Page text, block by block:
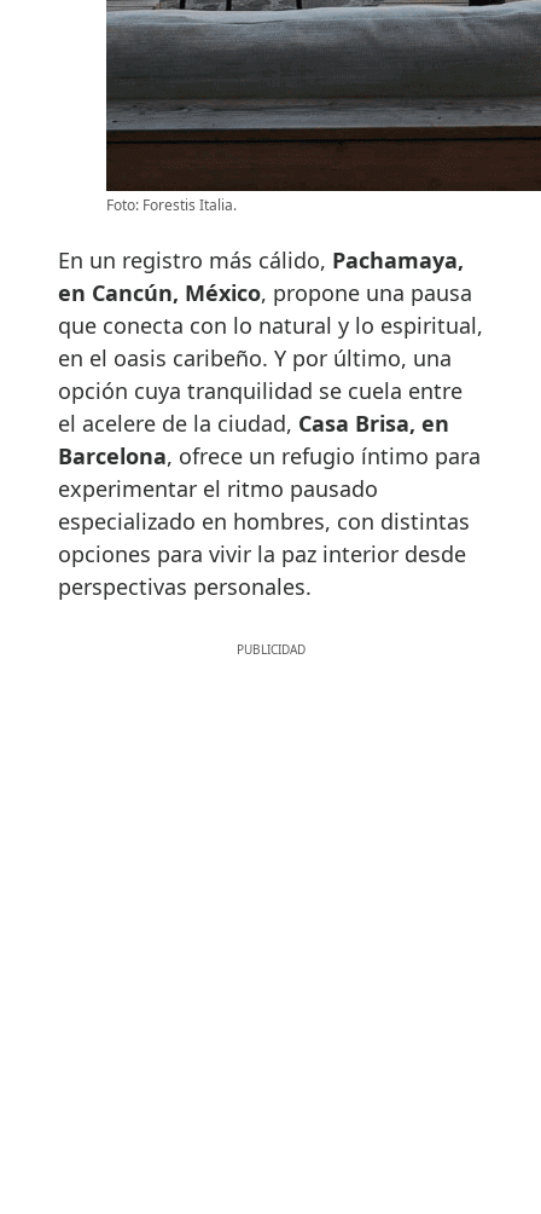
Foto: Forestis Italia.
En un registro más cálido, Pachamaya,
en Cancún, México, propone una pausa
que conecta con lo natural y lo espiritual,
en el oasis caribeño. Y por último, una
opción cuya tranquilidad se cuela entre
el acelere de la ciudad, Casa Brisa, en
Barcelona, ofrece un refugio íntimo para
experimentar el ritmo pausado
especializado en hombres, con distintas
opciones para vivir la paz interior desde
perspectivas personales.